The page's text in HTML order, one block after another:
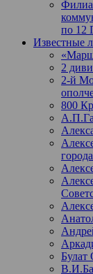
по 12
Известные
«Марш
2
2-й
800
Булат